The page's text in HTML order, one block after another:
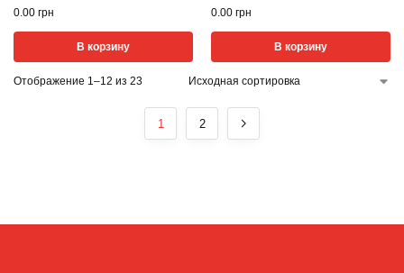
0.00 грн
В корзину
0.00 грн
В корзину
Отображение 1–12 из 23
1 2